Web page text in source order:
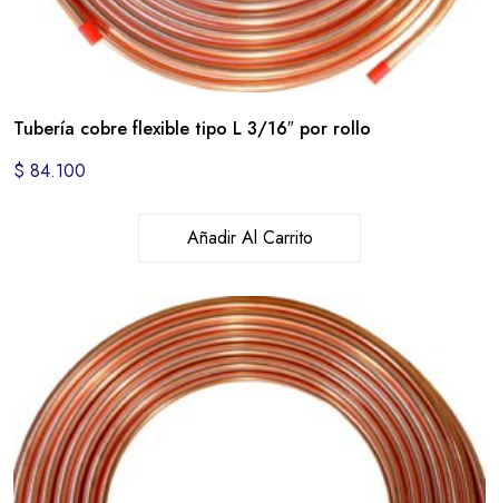
Tubería cobre flexible tipo L 3/16″ por rollo
$ 84.100
Añadir Al Carrito